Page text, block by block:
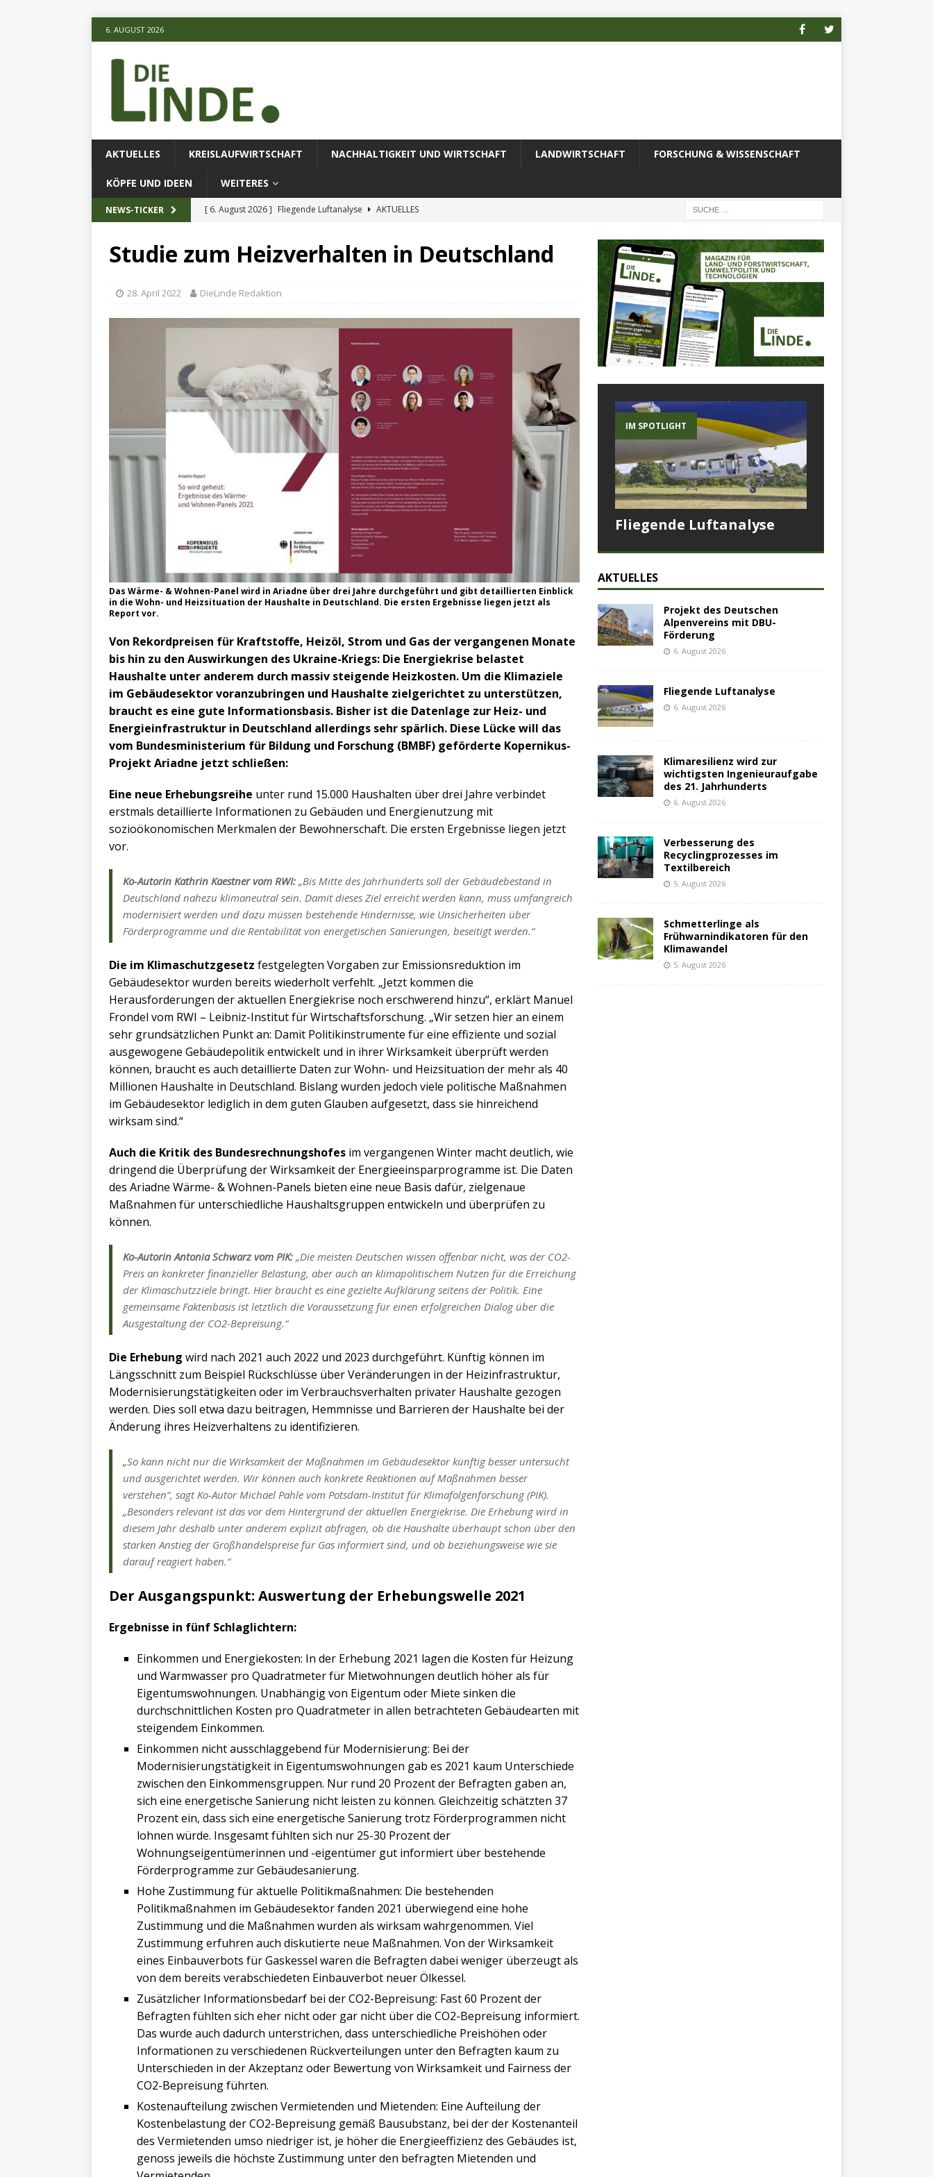
6. AUGUST 2026
AKTUELLES KREISLAUFWIRTSCHAFT NACHHALTIGKEIT UND WIRTSCHAFT LANDWIRTSCHAFT FORSCHUNG & WISSENSCHAFT
KÖPFE UND IDEEN WEITERES
NEWS-TICKER [ 6. August 2026 ] Fliegende Luftanalyse
AKTUELLES
AKTUELLES
Studie zum Heizverhalten in Deutschland
28. April 2022 DieLinde Redaktion
Das Wärme- & Wohnen-Panel wird in Ariadne über drei Jahre durchgeführt und gibt detaillierten Einblick
in die Wohn- und Heizsituation der Haushalte in Deutschland. Die ersten Ergebnisse liegen jetzt als
Report vor.
Von Rekordpreisen für Kraftstoffe, Heizöl, Strom und Gas der vergangenen Monate
bis hin zu den Auswirkungen des Ukraine-Kriegs: Die Energiekrise belastet
Haushalte unter anderem durch massiv steigende Heizkosten. Um die Klimaziele
im Gebäudesektor voranzubringen und Haushalte zielgerichtet zu unterstützen,
braucht es eine gute Informationsbasis. Bisher ist die Datenlage zur Heiz- und
Energieinfrastruktur in Deutschland allerdings sehr spärlich. Diese Lücke will das
vom Bundesministerium für Bildung und Forschung (BMBF) geförderte Kopernikus-
Projekt Ariadne jetzt schließen:
Eine neue Erhebungsreihe unter rund 15.000 Haushalten über drei Jahre verbindet
erstmals detaillierte Informationen zu Gebäuden und Energienutzung mit
sozioökonomischen Merkmalen der Bewohnerschaft. Die ersten Ergebnisse liegen jetzt
vor.
Ko-Autorin Kathrin Kaestner vom RWI: „Bis Mitte des Jahrhunderts soll der Gebäudebestand in
Deutschland nahezu klimaneutral sein. Damit dieses Ziel erreicht werden kann, muss umfangreich
modernisiert werden und dazu müssen bestehende Hindernisse, wie Unsicherheiten über
Förderprogramme und die Rentabilität von energetischen Sanierungen, beseitigt werden.“
Die im Klimaschutzgesetz festgelegten Vorgaben zur Emissionsreduktion im
Gebäudesektor wurden bereits wiederholt verfehlt. „Jetzt kommen die
Herausforderungen der aktuellen Energiekrise noch erschwerend hinzu“, erklärt Manuel
Frondel vom RWI – Leibniz-Institut für Wirtschaftsforschung. „Wir setzen hier an einem
sehr grundsätzlichen Punkt an: Damit Politikinstrumente für eine effiziente und sozial
ausgewogene Gebäudepolitik entwickelt und in ihrer Wirksamkeit überprüft werden
können, braucht es auch detaillierte Daten zur Wohn- und Heizsituation der mehr als 40
Millionen Haushalte in Deutschland. Bislang wurden jedoch viele politische Maßnahmen
im Gebäudesektor lediglich in dem guten Glauben aufgesetzt, dass sie hinreichend
wirksam sind.“
Auch die Kritik des Bundesrechnungshofes im vergangenen Winter macht deutlich, wie
dringend die Überprüfung der Wirksamkeit der Energieeinsparprogramme ist. Die Daten
des Ariadne Wärme- & Wohnen-Panels bieten eine neue Basis dafür, zielgenaue
Maßnahmen für unterschiedliche Haushaltsgruppen entwickeln und überprüfen zu
können.
Ko-Autorin Antonia Schwarz vom PIK: „Die meisten Deutschen wissen offenbar nicht, was der CO2-
Preis an konkreter finanzieller Belastung, aber auch an klimapolitischem Nutzen für die Erreichung
der Klimaschutzziele bringt. Hier braucht es eine gezielte Aufklärung seitens der Politik. Eine
gemeinsame Faktenbasis ist letztlich die Voraussetzung für einen erfolgreichen Dialog über die
Ausgestaltung der CO2-Bepreisung.“
Die Erhebung wird nach 2021 auch 2022 und 2023 durchgeführt. Künftig können im
Längsschnitt zum Beispiel Rückschlüsse über Veränderungen in der Heizinfrastruktur,
Modernisierungstätigkeiten oder im Verbrauchsverhalten privater Haushalte gezogen
werden. Dies soll etwa dazu beitragen, Hemmnisse und Barrieren der Haushalte bei der
Änderung ihres Heizverhaltens zu identifizieren.
„So kann nicht nur die Wirksamkeit der Maßnahmen im Gebäudesektor künftig besser untersucht
und ausgerichtet werden. Wir können auch konkrete Reaktionen auf Maßnahmen besser
verstehen“, sagt Ko-Autor Michael Pahle vom Potsdam-Institut für Klimafolgenforschung (PIK).
„Besonders relevant ist das vor dem Hintergrund der aktuellen Energiekrise. Die Erhebung wird in
diesem Jahr deshalb unter anderem explizit abfragen, ob die Haushalte überhaupt schon über den
starken Anstieg der Großhandelspreise für Gas informiert sind, und ob beziehungsweise wie sie
darauf reagiert haben.“
Der Ausgangspunkt: Auswertung der Erhebungswelle 2021
Ergebnisse in fünf Schlaglichtern:
Einkommen und Energiekosten: In der Erhebung 2021 lagen die Kosten für Heizung
und Warmwasser pro Quadratmeter für Mietwohnungen deutlich höher als für
Eigentumswohnungen. Unabhängig von Eigentum oder Miete sinken die
durchschnittlichen Kosten pro Quadratmeter in allen betrachteten Gebäudearten mit
steigendem Einkommen.
Einkommen nicht ausschlaggebend für Modernisierung: Bei der
Modernisierungstätigkeit in Eigentumswohnungen gab es 2021 kaum Unterschiede
zwischen den Einkommensgruppen. Nur rund 20 Prozent der Befragten gaben an,
sich eine energetische Sanierung nicht leisten zu können. Gleichzeitig schätzten 37
Prozent ein, dass sich eine energetische Sanierung trotz Förderprogrammen nicht
lohnen würde. Insgesamt fühlten sich nur 25-30 Prozent der
Wohnungseigentümerinnen und -eigentümer gut informiert über bestehende
Förderprogramme zur Gebäudesanierung.
Hohe Zustimmung für aktuelle Politikmaßnahmen: Die bestehenden
Politikmaßnahmen im Gebäudesektor fanden 2021 überwiegend eine hohe
Zustimmung und die Maßnahmen wurden als wirksam wahrgenommen. Viel
Zustimmung erfuhren auch diskutierte neue Maßnahmen. Von der Wirksamkeit
eines Einbauverbots für Gaskessel waren die Befragten dabei weniger überzeugt als
von dem bereits verabschiedeten Einbauverbot neuer Ölkessel.
Zusätzlicher Informationsbedarf bei der CO2-Bepreisung: Fast 60 Prozent der
Befragten fühlten sich eher nicht oder gar nicht über die CO2-Bepreisung informiert.
Das wurde auch dadurch unterstrichen, dass unterschiedliche Preishöhen oder
Informationen zu verschiedenen Rückverteilungen unter den Befragten kaum zu
Unterschieden in der Akzeptanz oder Bewertung von Wirksamkeit und Fairness der
CO2-Bepreisung führten.
Kostenaufteilung zwischen Vermietenden und Mietenden: Eine Aufteilung der
Kostenbelastung der CO2-Bepreisung gemäß Bausubstanz, bei der der Kostenanteil
des Vermietenden umso niedriger ist, je höher die Energieeffizienz des Gebäudes ist,
genoss jeweils die höchste Zustimmung unter den befragten Mietenden und
IM SPOTLIGHT
Fliegende Luftanalyse
AKTUELLES
Projekt des Deutschen
Alpenvereins mit DBU-
Förderung
6. August 2026
Fliegende Luftanalyse
6. August 2026
Klimaresilienz wird zur
wichtigsten Ingenieuraufgabe
des 21. Jahrhunderts
6. August 2026
Verbesserung des
Recyclingprozesses im
Textilbereich
5. August 2026
Schmetterlinge als
Frühwarnindikatoren für den
Klimawandel
5. August 2026